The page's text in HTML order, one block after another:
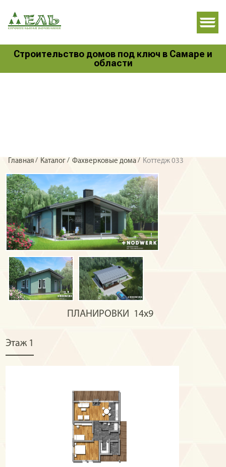
Строительство домов под ключ в Самаре и
области
Главная/ Каталог/ Фахверковые дома/ Коттедж 033
ПЛАНИРОВКИ 14х9
Этаж 1